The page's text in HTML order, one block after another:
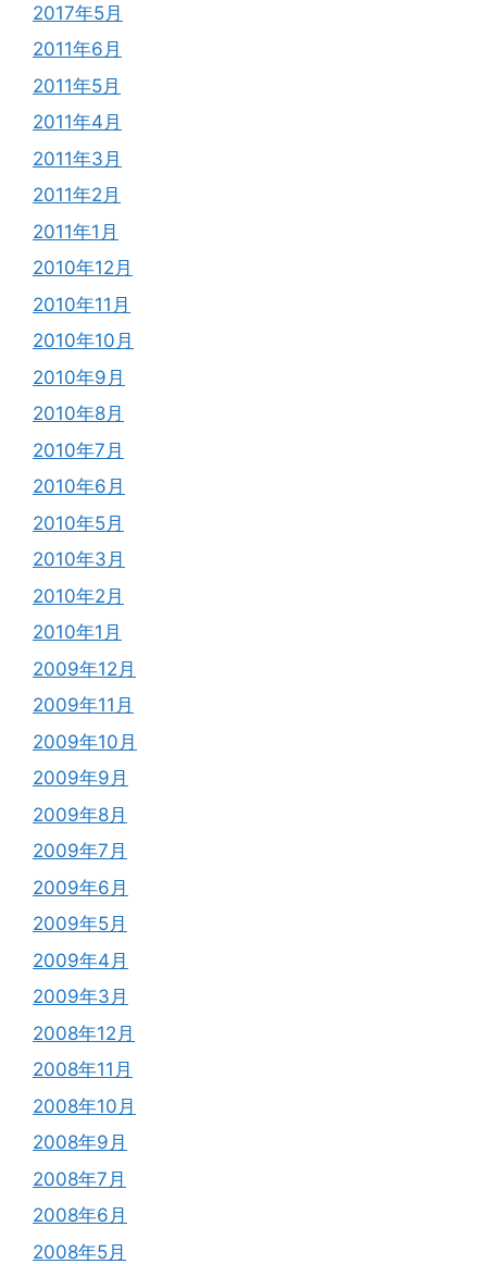
2017年5月
2011年6月
2011年5月
2011年4月
2011年3月
2011年2月
2011年1月
2010年12月
2010年11月
2010年10月
2010年9月
2010年8月
2010年7月
2010年6月
2010年5月
2010年3月
2010年2月
2010年1月
2009年12月
2009年11月
2009年10月
2009年9月
2009年8月
2009年7月
2009年6月
2009年5月
2009年4月
2009年3月
2008年12月
2008年11月
2008年10月
2008年9月
2008年7月
2008年6月
2008年5月